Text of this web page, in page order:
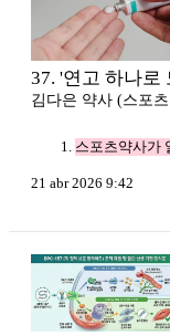
37. '연고 하나로
김다은 약사 (스포
스포츠약사가
21 abr 2026 9:42